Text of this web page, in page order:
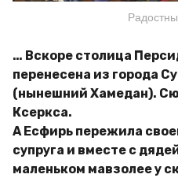
… Вскоре столица
перенесена из города
(нынешний Хамедан).
Ксеркса.
А Есфирь пережила
супруга и вместе с
маленьком мавзолее у